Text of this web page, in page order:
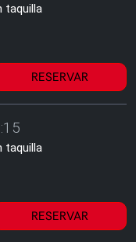
taquilla
RESERVAR
taquilla
RESERVAR